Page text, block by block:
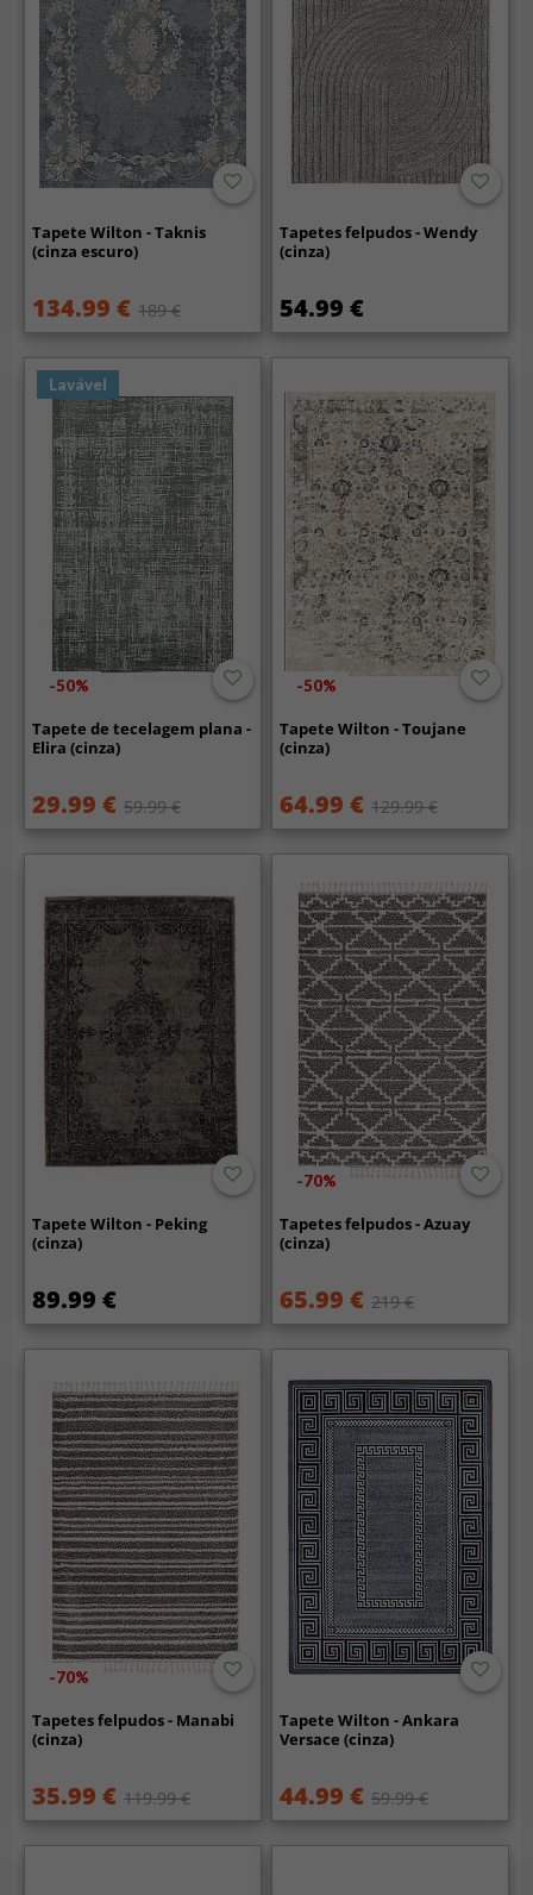
Tapete Wilton - Taknis
(cinza escuro)
134.99 € 189 €
Tapetes felpudos - Wendy
(cinza)
54.99 €
Lavável
-50%
Tapete de tecelagem plana -
Elira (cinza)
29.99 € 59.99 €
-50%
Tapete Wilton - Toujane
(cinza)
64.99 € 129.99 €
Tapete Wilton - Peking
(cinza)
89.99 €
-70%
Tapetes felpudos - Azuay
(cinza)
65.99 € 219 €
-70%
Tapetes felpudos - Manabi
(cinza)
35.99 € 119.99 €
Tapete Wilton - Ankara
Versace (cinza)
44.99 € 59.99 €